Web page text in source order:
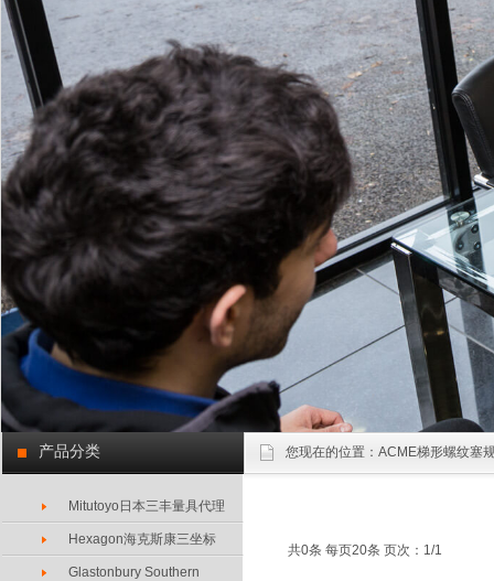
共0条 每页20条 页次：1/1
产品分类
Mitutoyo日本三丰量具代理
Hexagon海克斯康三坐标
Glastonbury Southern
您现在的位置： ACME梯形螺纹塞